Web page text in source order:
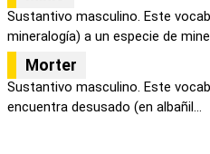
Sustantivo masculino. Este
mineralogía) a un especie de
Morter
Sustantivo masculino. Este
encuentra desusado (en albañil...